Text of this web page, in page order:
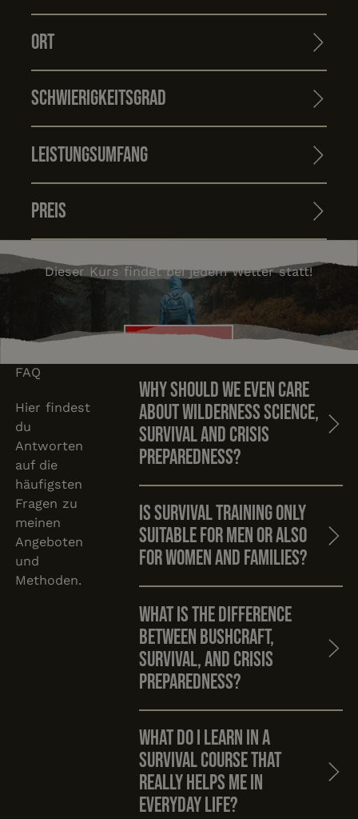
Ort
Schwierigkeitsgrad
Leistungsumfang
Preis
Dieser Kurs findet bei jedem Wetter statt!
Kurs buchen
Kurs buchen
FAQ
Hier findest
du
Antworten
auf die
häufigsten
Fragen zu
meinen
Angeboten
und
Methoden.
Why should we even care
about wilderness science,
survival and crisis
preparedness?
Is survival training only
suitable for men or also
for women and families?
What is the difference
between Bushcraft,
Survival, and Crisis
Preparedness?
What do I learn in a
survival course that
really helps me in
everyday life?